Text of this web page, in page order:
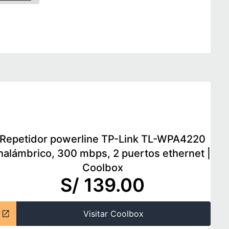
Repetidor powerline TP-Link TL-WPA4220
300 mbps, 2 puertos ethernet|
Coolbox
S/ 139.00
Visitar Coolbox